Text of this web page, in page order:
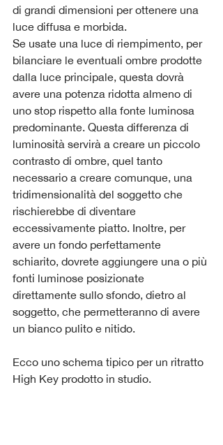
di grandi dimensioni per ottenere una
luce diffusa e morbida.
Se usate una luce di riempimento, per
bilanciare le eventuali ombre prodotte
dalla luce principale, questa dovrà
avere una potenza ridotta almeno di
uno stop rispetto alla fonte luminosa
predominante. Questa differenza di
luminosità servirà a creare un piccolo
contrasto di ombre, quel tanto
necessario a creare comunque, una
tridimensionalità del soggetto che
rischierebbe di diventare
eccessivamente piatto. Inoltre, per
avere un fondo perfettamente
schiarito, dovrete aggiungere una o più
fonti luminose posizionate
direttamente sullo sfondo, dietro al
soggetto, che permetteranno di avere
un bianco pulito e nitido.
Ecco uno schema tipico per un ritratto
High Key prodotto in studio.